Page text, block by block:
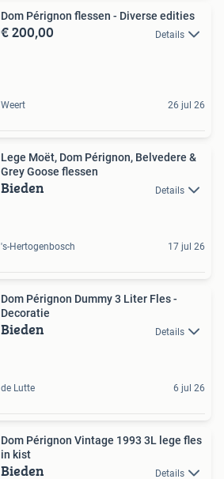
Dom Pérignon flessen - Diverse edities
€ 200,00 Details
Weert 26 jul 26
Lege Moët, Dom Pérignon, Belvedere &
Grey Goose flessen
Bieden Details
's-Hertogenbosch 17 jul 26
Dom Pérignon Dummy 3 Liter Fles -
Decoratie
Bieden Details
de Lutte 6 jul 26
Dom Pérignon Vintage 1993 3L lege fles
in kist
Bieden Details